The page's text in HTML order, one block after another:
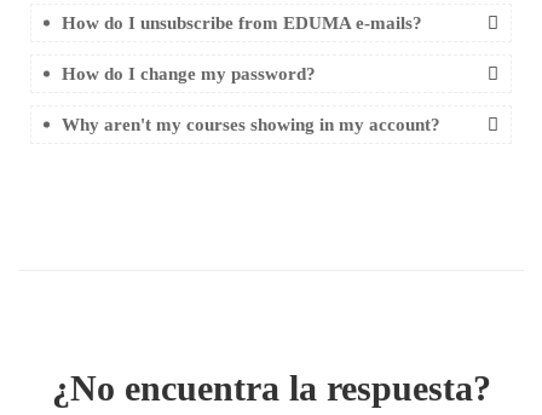
How do I unsubscribe from EDUMA e-mails?
How do I change my password?
Why aren't my courses showing in my account?
¿No encuentra la respuesta?